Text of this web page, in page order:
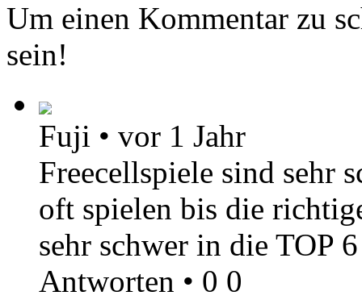
Um einen Kommentar zu
sein!
Fuji • vor 1 Jahr
Freecellspiele sind sehr
oft spielen bis die
sehr schwer in die TOP
Antworten • 0 0